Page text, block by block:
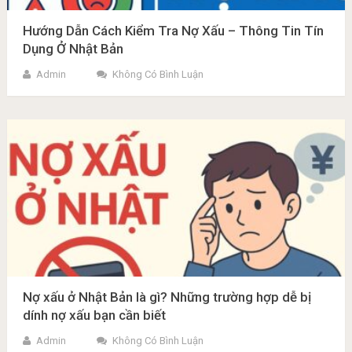
Hướng Dẫn Cách Kiểm Tra Nợ Xấu – Thông Tin Tín
Dụng Ở Nhật Bản
Admin Không Có Bình Luận
Nợ xấu ở Nhật Bản là gì? Những trường hợp dễ bị
dính nợ xấu bạn cần biết
Admin Không Có Bình Luận